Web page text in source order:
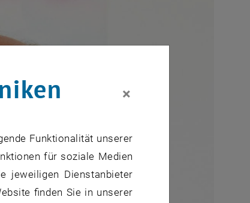
×
Funktionalität unserer
für soziale Medien
jeweiligen Dienstanbieter
finden Sie in unserer